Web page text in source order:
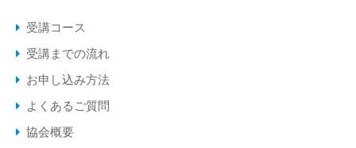
受講コース
受講までの流れ
お申し込み方法
よくあるご質問
協会概要